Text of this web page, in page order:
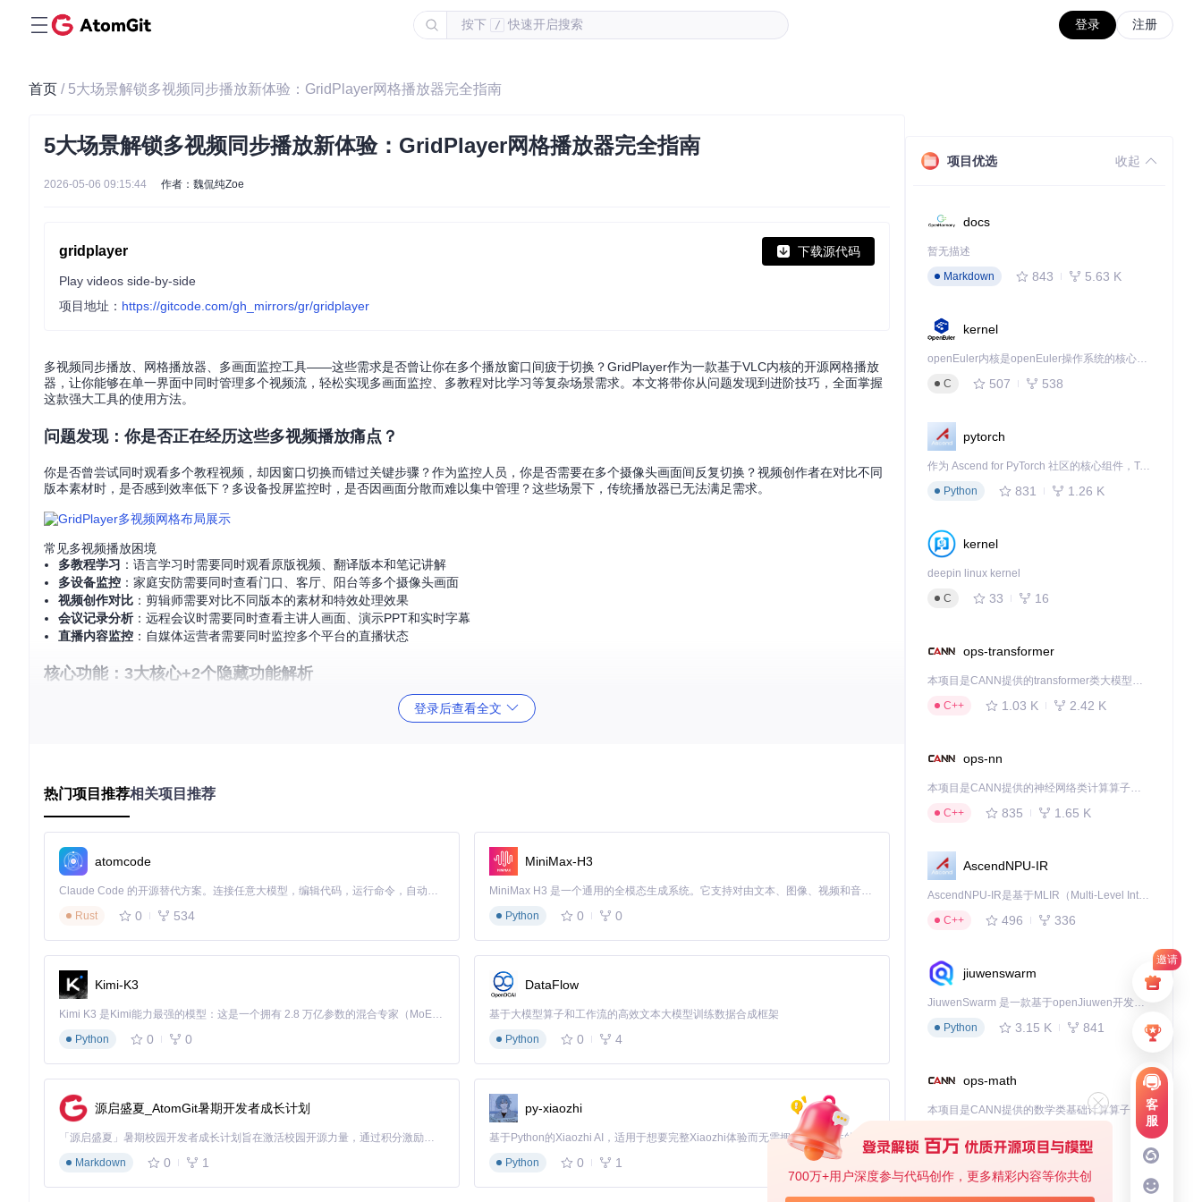
按下 / 快速开启搜索 登录 注册
邀请
客
服
700万+用户深度参与代码创作，更多精彩内容等你共创
首页 / 5大场景解锁多视频同步播放新体验：GridPlayer网格播放器完全指南
5大场景解锁多视频同步播放新体验：GridPlayer网格播放器完全指南
2026-05-06 09:15:44 作者：魏侃纯Zoe
gridplayer 下载源代码
Play videos side-by-side
项目地址： https://gitcode.com/gh_mirrors/gr/gridplayer
多视频同步播放、网格播放器、多画面监控工具——这些需求是否曾让你在多个播放窗口间疲于切换？GridPlayer作为一款基于VLC内核的开源网格播放
器，让你能够在单一界面中同时管理多个视频流，轻松实现多画面监控、多教程对比学习等复杂场景需求。本文将带你从问题发现到进阶技巧，全面掌握
这款强大工具的使用方法。
问题发现：你是否正在经历这些多视频播放痛点？
你是否曾尝试同时观看多个教程视频，却因窗口切换而错过关键步骤？作为监控人员，你是否需要在多个摄像头画面间反复切换？视频创作者在对比不同
版本素材时，是否感到效率低下？多设备投屏监控时，是否因画面分散而难以集中管理？这些场景下，传统播放器已无法满足需求。
常见多视频播放困境
多教程学习 ：语言学习时需要同时观看原版视频、翻译版本和笔记讲解
多设备监控 ：家庭安防需要同时查看门口、客厅、阳台等多个摄像头画面
视频创作对比 ：剪辑师需要对比不同版本的素材和特效处理效果
会议记录分析：远程会议时需要同时查看主讲人画面、演示PPT和实时字幕
直播内容监控 ：自媒体运营者需要同时监控多个平台的直播状态
核心功能：3大核心+2个隐藏功能解析
GridPlayer之所以能成为多视频播放的理想选择，源于其精心设计的核心功能和实用的隐藏特性。让我们一起探索这些功能如何解决你的实际问题。
智能网格布局
视频排列混乱，空间利用不合理
多源输入支持
本地文件与网络流无法混合播放 Ctrl+U(添加URL) / Ctrl+O(本地文件)
💡硬件加速切换：在低配置电脑上可切换至软件解码模式，解决播放卡顿问题。路径：设置 > Video Decoder > 选择"Software"
新手常见误区：很多用户不知道GridPlayer支持拖放功能，实际上你可以直接将视频文件或URL拖拽到播放区域添加内容，无需通过菜单操作。
场景实战：从安装到高级应用的4步流程
1️⃣ 安装准备
git clone
cd gridplayer
2️⃣ 基础设置
登录后查看全文
热门项目推荐相关项目推荐
atomcode
Claude Code 的开源替代方案。连接任意大模型，编辑代码，运行命令，自动验证 — 全自动执行。用 Rust 构建，极致性能。 ｜ An open-source alternative to Claude Code. Connect any LLM, edit code, run commands, and verify changes — autonomously. Built in Rust for speed. Get Started
Rust
0 534
MiniMax-H3
MiniMax H3 是一个通用的全模态生成系统。它支持对由文本、图像、视频和音频组成的多模态上下文进行统一理解，并能生成分辨率高达 2K、时长可达 15 秒的带原生立体声音频的视频。得益于面向任务泛化的系统设计，H3 在预训练阶段就已具备广泛的多模态上下文理解与生成能力，能够出色地执行复杂的多模态指令。
Python
0 0
Kimi-K3
Kimi K3 是Kimi能力最强的模型：这是一个拥有 2.8 万亿参数的混合专家（MoE）模型，具备原生视觉理解能力，并支持 100 万 token 的上下文窗口。
Python
0 0
DataFlow
基于大模型算子和工作流的高效文本大模型训练数据合成框架
Python
0 4
源启盛夏_AtomGit暑期开发者成长计划
「源启盛夏」暑期校园开发者成长计划旨在激活校园开源力量，通过积分激励、认证扶持、资源倾斜等形式，引导高校组织和开发者完成「入驻 — 建项目 — 做贡献 — 获认证 — 得资源」的完整闭环。无论你是想带领社团入驻平台的组织者，还是希望用代码贡献证明自己的开发者，都能在这里找到属于你的成长路径。
Markdown
0 1
py-xiaozhi
基于Python的Xiaozhi AI，适用于想要完整Xiaozhi体验而无需拥有专用硬件的用户。
Python
0 1
项目优选 收起
docs
暂无描述
Markdown
843 5.63 K
kernel
openEuler内核是openEuler操作系统的核心，既是系统性能与稳定性的基石，也是连接处理器、设备与服务的桥梁。
C
507 538
pytorch
作为 Ascend for PyTorch 社区的核心组件，TorchNPU 是昇腾专为 PyTorch 打造的深度学习适配插件，使 PyTorch 框架能够直接调用昇腾 NPU，为开发者提供昇腾 AI 处理器的超强算力。
Python
831 1.26 K
kernel
deepin linux kernel
C
33 16
ops-transformer
本项目是CANN提供的transformer类大模型算子库，实现网络在NPU上加速计算。
C++
1.03 K 2.42 K
ops-nn
本项目是CANN提供的神经网络类计算算子库，实现网络在NPU上加速计算。
C++
835 1.65 K
AscendNPU-IR
AscendNPU-IR是基于MLIR（Multi-Level Intermediate Representation）构建的，面向昇腾亲和算子编译时使用的中间表示，提供昇腾完备表达能力，通过编译优化提升昇腾AI处理器计算效率，支持通过生态框架使能昇腾AI处理器与深度调优
C++
496 336
jiuwenswarm
JiuwenSwarm 是一款基于openJiuwen开发的智能AI Agent，它能够将大语言模型的强大能力，通过你日常使用的各类通讯应用，直接延伸至你的指尖。
Python
3.15 K 841
ops-math
C++
deveco-code